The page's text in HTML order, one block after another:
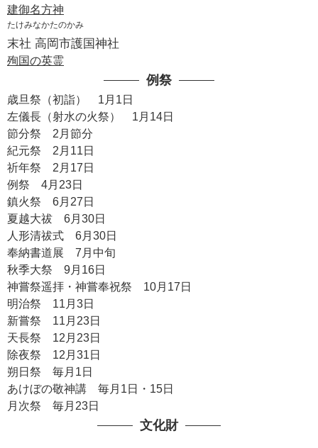
建御名方神
たけみなかたのかみ
末社 高岡市護国神社
殉国の英霊
例祭
歳旦祭（初詣） 1月1日
左儀長（射水の火祭） 1月14日
節分祭 2月節分
紀元祭 2月11日
祈年祭 2月17日
例祭 4月23日
鎮火祭 6月27日
夏越大祓 6月30日
人形清祓式 6月30日
奉納書道展 7月中旬
秋季大祭 9月16日
神嘗祭遥拝・神嘗奉祝祭 10月17日
明治祭 11月3日
新嘗祭 11月23日
天長祭 12月23日
除夜祭 12月31日
朔日祭 毎月1日
あけぼの敬神講 毎月1日・15日
月次祭 毎月23日
文化財